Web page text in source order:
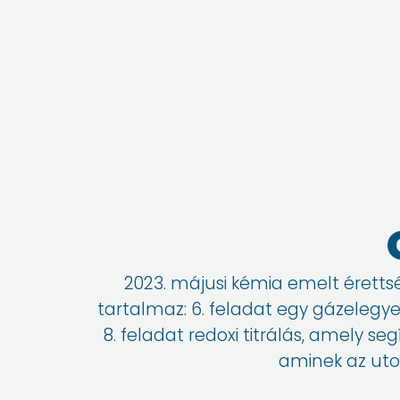
2023. májusi kémia emelt
tartalmaz: 6. feladat egy
8. feladat redoxi titrálás, amely
aminek az